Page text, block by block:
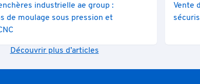
industrielle ae group :
de moulage sous pression et
Vente
Découvrir plus d’articles